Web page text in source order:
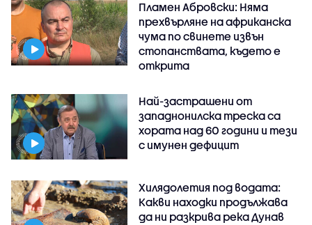
Пламен Абровски: Няма
прехвърляне на африканска
чума по свинете извън
стопанствата, където е
открита
Най-застрашени от
западнонилска треска са
хората над 60 години и тези
с имунен дефицит
Хилядолетия под водата:
Какви находки продължава
да ни разкрива река Дунав